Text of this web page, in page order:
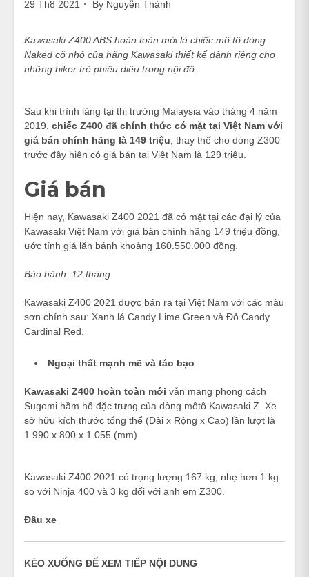
29 Th8 2021 By Nguyễn Thành
Kawasaki Z400 ABS hoàn toàn mới là chiếc mô tô dòng
Naked cỡ nhỏ của hãng Kawasaki thiết kế dành riêng cho
những biker trẻ phiêu diêu trong nội đô.
Sau khi trình làng tại thị trường Malaysia vào tháng 4 năm
2019, chiếc Z400 đã chính thức có mặt tại Việt Nam với
giá bán chính hãng là 149 triệu , thay thế cho dòng Z300
trước đây hiện có giá bán tại Việt Nam là 129 triệu.
Giá bán
Hiện nay, Kawasaki Z400 2021 đã có mặt tại các đại lý của
Kawasaki Việt Nam với giá bán chính hãng 149 triệu đồng,
ước tính giá lăn bánh khoảng 160.550.000 đồng.
Bảo hành: 12 tháng
Kawasaki Z400 2021 được bán ra tại Việt Nam với các màu
sơn chính sau: Xanh lá Candy Lime Green và Đỏ Candy
Cardinal Red.
Ngoại thất mạnh mẽ và táo bạo
Kawasaki Z400 hoàn toàn mới vẫn mang phong cách
Sugomi hầm hố đặc trưng của dòng môtô Kawasaki Z. Xe
sở hữu kích thước tổng thể (Dài x Rộng x Cao) lần lượt là
1.990 x 800 x 1.055 (mm).
Kawasaki Z400 2021 có trọng lượng 167 kg, nhẹ hơn 1 kg
so với Ninja 400 và 3 kg đối với anh em Z300.
Đầu xe
KÉO XUỐNG ĐỂ XEM TIẾP NỘI DUNG